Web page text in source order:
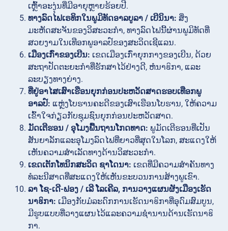
ເຫຼົ້າອະງຸ່ນທີ່ມີອາຍຸຫຼາຍຮ້ອຍປີ.
ທາງລົດໄຟເຣທິກໃນພູມິທັດອາລບູລາ / ເບີນິນາ: ສິ່ງ
ມະຫັດສະຈັນຂອງວິສະວະກຳ, ທາງລົດໄຟນີ້ຜ່ານພູມິທັດທີ່
ສວຍງາມໃນເທືອກພູອາລປ໌ຂອງສະວິດເຊີແລນ.
ເມືອງເກົ່າຂອງເບີນ: ເຂດເມືອງເກົ່າຍຸກກາງຂອງເບີນ, ດ້ວຍ
ສະຖາປັດຕະຍະກຳທີ່ຮັກສາໄວ້ຢ່າງດີ, ຫໍນາຬິກາ, ແລະ
ລະບຽງທາງຍ່າງ.
ທີ່ຢູ່ອາໄສເສົາເຮືອນຍຸກກ່ອນປະຫວັດສາດຮອບເທືອກພູ
ອາລປ໌: ແຫຼ່ງໂບຮານຄະດີຂອງເສົາເຮືອນໂບຮານ, ໃຫ້ຄວາມ
ເຂົ້າໃຈກ່ຽວກັບຊຸມຊົນຍຸກກ່ອນປະຫວັດສາດ.
ມັດເຕີຮອນ / ອຸໂມງພື້ນຖານໂກດທາດ: ພູມັດເຕີຮອນທີ່ເປັນ
ສັນຍາລັກແລະອຸໂມງລົດໄຟທີ່ຍາວທີ່ສຸດໃນໂລກ, ສະແດງໃຫ້
ເຫັນຄວາມສຳເລັດທາງດ້ານວິສະວະກຳ.
ເຂດເຕັກໂທນິກສະວິດ ຊາໂດນາ: ເຂດທີ່ມີຄວາມສຳຄັນທາງ
ທໍລະນີສາດທີ່ສະແດງໃຫ້ເຫັນຂະບວນການສ້າງພູເຂົາ.
ລາ ໂຊ-ເດີ-ຟອງ / ເລີ ໂລເຄີລ, ການວາງແຜນຜັງເມືອງເຮັດ
ນາຬິກາ: ເມືອງກັບມໍລະດົກການເຮັດນາຬິກາທີ່ອຸດົມສົມບູນ,
ມີຮູບແບບທີ່ວາງແຜນໄວ້ແລະຄວາມຊຳນານດ້ານເຮັດນາຬິ
ກາ.